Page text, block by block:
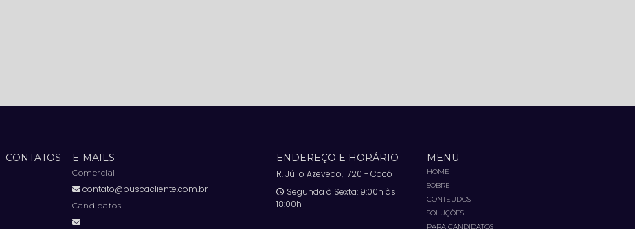
CONTATOS E-MAILS
Comercial
contato@buscacliente.com.br
Candidatos
ENDEREÇO E HORÁRIO
R. Júlio Azevedo, 1720 - Cocó
Segunda à Sexta: 9:00h às
18:00h
MENU
HOME
SOBRE
CONTEUDOS
SOLUÇÕES
PARA CANDIDATOS